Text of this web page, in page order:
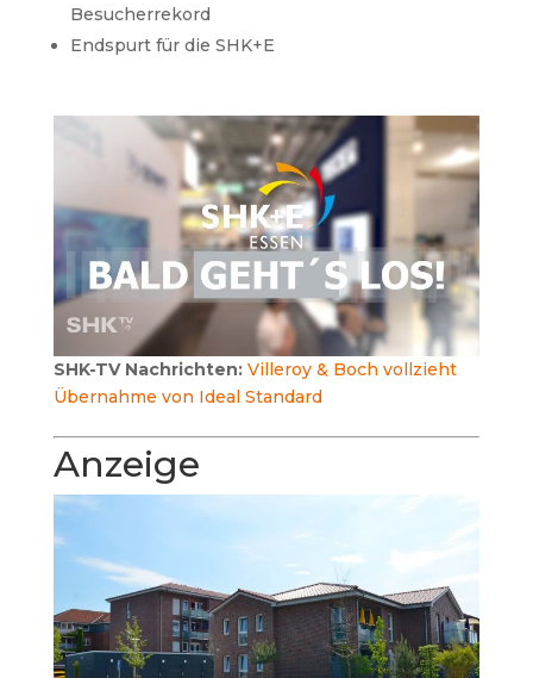
Besucherrekord
Endspurt für die SHK+E
SHK-TV Nachrichten: Villeroy & Boch vollzieht
Übernahme von Ideal Standard
Anzeige